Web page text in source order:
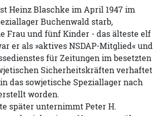
Heinz Blaschke im April 1947 im
Buchenwald starb,
Frau und fünf Kinder - das älteste elf
er als »aktives NSDAP-Mitglied« und
für Zeitungen im besetzten
Sicherheitskräften verhaftet
das sowjetische Speziallager nach
worden.
später unternimmt Peter H.